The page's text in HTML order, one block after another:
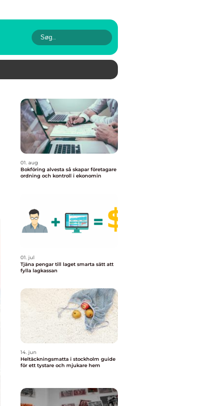
01. aug
Bokföring alvesta så skapar företagare
ordning och kontroll i ekonomin
01. jul
Tjäna pengar till laget smarta sätt att
fylla lagkassan
14. jun
Heltäckningsmatta i stockholm guide
för ett tystare och mjukare hem